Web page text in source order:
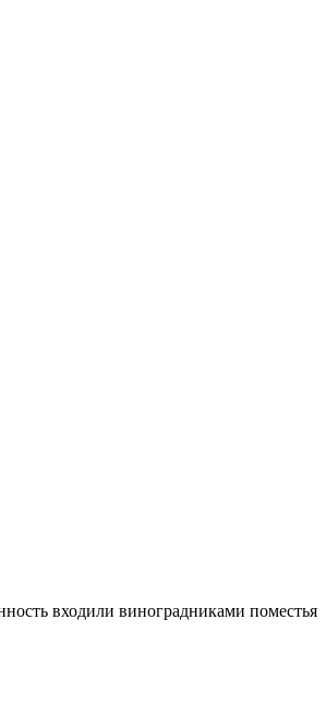
входили виноградниками поместья